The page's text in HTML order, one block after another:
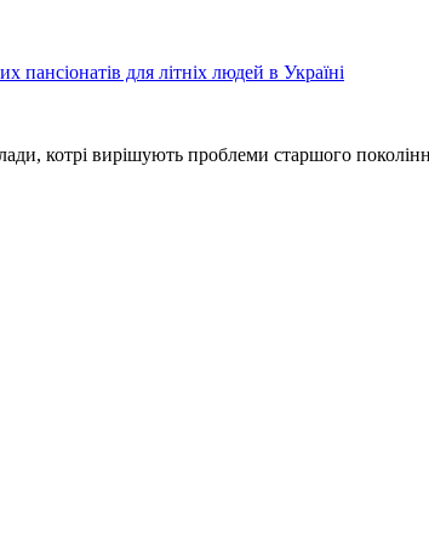
пансіонатів для літніх людей в Україні
котрi вирiшують проблеми старшого